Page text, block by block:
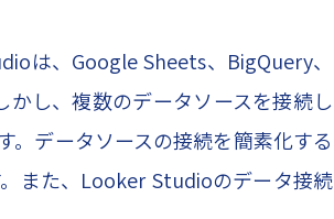
は、Google Sheets、BigQuery、
し、複数のデータソースを接続し
。データソースの接続を簡素化する
また、Looker Studioのデータ接続